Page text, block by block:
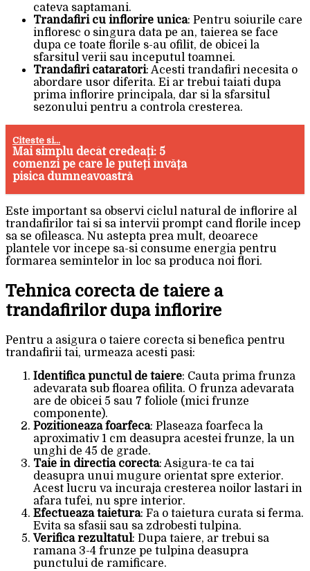
cateva saptamani.
Trandafiri cu inflorire unica: Pentru soiurile care
infloresc o singura data pe an, taierea se face
dupa ce toate florile s-au ofilit, de obicei la
sfarsitul verii sau inceputul toamnei.
Trandafiri cataratori: Acesti trandafiri necesita o
abordare usor diferita. Ei ar trebui taiati dupa
prima inflorire principala, dar si la sfarsitul
sezonului pentru a controla cresterea.
Citeste si...
Mai simplu decât credeați: 5
comenzi pe care le puteți învăța
pisica dumneavoastră
Este important sa observi ciclul natural de inflorire al
trandafirilor tai si sa intervii prompt cand florile incep
sa se ofileasca. Nu astepta prea mult, deoarece
plantele vor incepe sa-si consume energia pentru
formarea semintelor in loc sa produca noi flori.
Tehnica corecta de taiere a
trandafirilor dupa inflorire
Pentru a asigura o taiere corecta si benefica pentru
trandafirii tai, urmeaza acesti pasi:
Identifica punctul de taiere: Cauta prima frunza
adevarata sub floarea ofilita. O frunza adevarata
are de obicei 5 sau 7 foliole (mici frunze
componente).
Pozitioneaza foarfeca: Plaseaza foarfeca la
aproximativ 1 cm deasupra acestei frunze, la un
unghi de 45 de grade.
Taie in directia corecta: Asigura-te ca tai
deasupra unui mugure orientat spre exterior.
Acest lucru va incuraja cresterea noilor lastari in
afara tufei, nu spre interior.
Efectueaza taietura: Fa o taietura curata si ferma.
Evita sa sfasii sau sa zdrobesti tulpina.
Verifica rezultatul: Dupa taiere, ar trebui sa
ramana 3-4 frunze pe tulpina deasupra
punctului de ramificare.